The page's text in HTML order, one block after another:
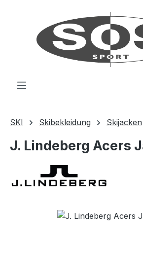
SKI Skibekleidung Skijacken
J. Lindeberg Acers
Bildergalerie überspringen